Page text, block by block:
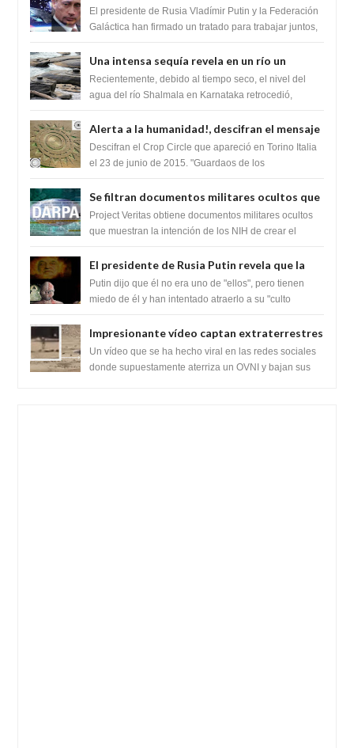
Federación Galactica han firmado un
tratado para acabar con los Sionistas?
El presidente de Rusia Vladímir Putin y la Federación
Galáctica han firmado un tratado para trabajar juntos,
Una intensa sequía revela en un río un
impresionante hallazgo de miles de Shiva
Lingas
Recientemente, debido al tiempo seco, el nivel del
agua del río Shalmala en Karnataka retrocedió,
Alerta a la humanidad!, descifran el mensaje
del Crop Circle de Torino ,Italia
Descifran el Crop Circle que apareció en Torino Italia
el 23 de junio de 2015. "Guardaos de los
Se filtran documentos militares ocultos que
muestran la intención de los NIH de crear el
SARS-CoV-2, utilizando la investigación de
Project Veritas obtiene documentos militares ocultos
que muestran la intención de los NIH de crear el
El presidente de Rusia Putin revela que la
clase dominante en el mundo son los
híbridos reptiles
Putin dijo que él no era uno de "ellos", pero tienen
miedo de él y han intentado atraerlo a su "culto
Impresionante vídeo captan extraterrestres
bajando de un OVNI en Arabia Saudita
Un vídeo que se ha hecho viral en las redes sociales
donde supuestamente aterriza un OVNI y bajan sus